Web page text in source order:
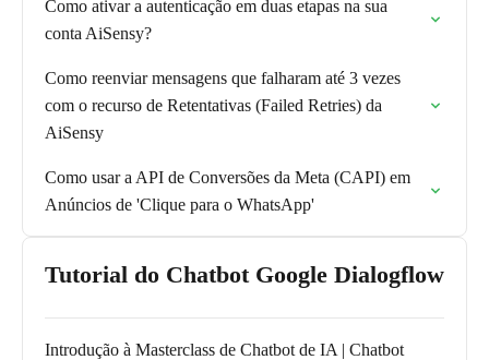
Como ativar a autenticação em duas etapas na sua
conta AiSensy?
Como reenviar mensagens que falharam até 3 vezes
com o recurso de Retentativas (Failed Retries) da
AiSensy
Como usar a API de Conversões da Meta (CAPI) em
Anúncios de 'Clique para o WhatsApp'
Tutorial do Chatbot Google Dialogflow
Introdução à Masterclass de Chatbot de IA | Chatbot